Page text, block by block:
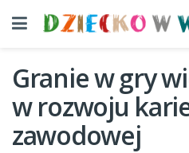
Granie w gry
w rozwoju
zawodowej